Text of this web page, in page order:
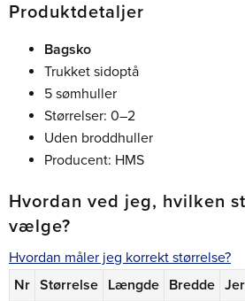
Produktdetaljer
Bagsko
Trukket sidoptå
5 sømhuller
Størrelser: 0–2
Uden broddhuller
Producent: HMS
Hvordan ved jeg, hvilken
vælge?
Hvordan måler jeg korrekt størrelse?
Nr Størrelse Længde Bredde